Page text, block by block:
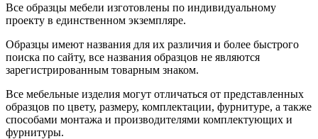
Все образцы мебели изготовлены по индивидуальному
проекту в единственном экземпляре.
Образцы имеют названия для их различия и более быстрого
поиска по сайту, все названия образцов не являются
зарегистрированным товарным знаком.
Все мебельные изделия могут отличаться от представленных
образцов по цвету, размеру, комплектации, фурнитуре, а также
способами монтажа и производителями комплектующих и
фурнитуры.